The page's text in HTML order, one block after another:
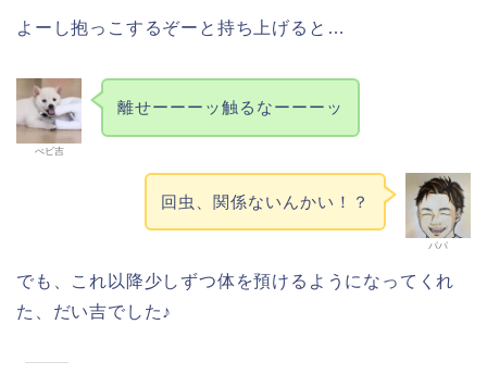
よーし抱っこするぞーと持ち上げると…
べビ吉
離せーーーッ触るなーーーッ
パパ
回虫、関係ないんかい！？
でも、これ以降少しずつ体を預けるようになってくれ
た、だい吉でした♪